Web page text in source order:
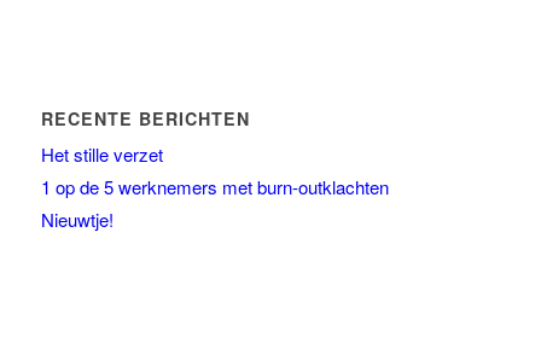
RECENTE BERICHTEN
Het stille verzet
1 op de 5 werknemers met burn-outklachten
Nieuwtje!